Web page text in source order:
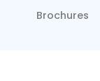
Brochures